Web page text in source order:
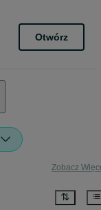
Otwórz
Zobacz